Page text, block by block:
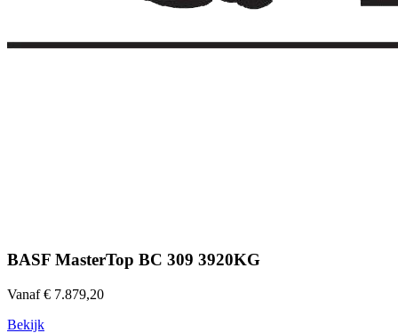
BASF MasterTop BC 309 3920KG
Vanaf € 7.879,20
Bekijk